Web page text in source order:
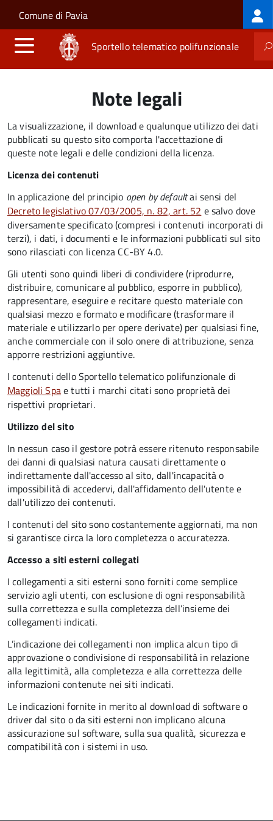
Salta al contenuto principale
Skip to site navigation
Comune di Pavia
Sportello telematico polifunzionale
Note legali
La visualizzazione, il download e qualunque utilizzo dei dati
pubblicati su questo sito comporta l'accettazione di
queste note legali e delle condizioni della licenza.
Licenza dei contenuti
In applicazione del principio open by defaultai sensi del
Decreto legislativo 07/03/2005, n. 82, art. 52 e salvo dove
diversamente specificato (compresi i contenuti incorporati di
terzi), i dati, i documenti e le informazioni pubblicati sul sito
sono rilasciati con licenza CC-BY 4.0.
Gli utenti sono quindi liberi di condividere (riprodurre,
distribuire, comunicare al pubblico, esporre in pubblico),
rappresentare, eseguire e recitare questo materiale con
qualsiasi mezzo e formato e modificare (trasformare il
materiale e utilizzarlo per opere derivate) per qualsiasi fine,
anche commerciale con il solo onere di attribuzione, senza
apporre restrizioni aggiuntive.
I contenuti dello Sportello telematico polifunzionale di
Maggioli Spae tutti i marchi citati sono proprietà dei
rispettivi proprietari.
Utilizzo del sito
In nessun caso il gestore potrà essere ritenuto responsabile
dei danni di qualsiasi natura causati direttamente o
indirettamente dall'accesso al sito, dall'incapacità o
impossibilità di accedervi, dall'affidamento dell'utente e
dall'utilizzo dei contenuti.
I contenuti del sito sono costantemente aggiornati, ma non
si garantisce circa la loro completezza o accuratezza.
Accesso a siti esterni collegati
I collegamenti a siti esterni sono forniti come semplice
servizio agli utenti, con esclusione di ogni responsabilità
sulla correttezza e sulla completezza dell’insieme dei
collegamenti indicati.
L’indicazione dei collegamenti non implica alcun tipo di
approvazione o condivisione di responsabilità in relazione
alla legittimità, alla completezza e alla correttezza delle
informazioni contenute nei siti indicati.
Le indicazioni fornite in merito al download di software o
driver dal sito o da siti esterni non implicano alcuna
assicurazione sul software, sulla sua qualità, sicurezza e
compatibilità con i sistemi in uso.